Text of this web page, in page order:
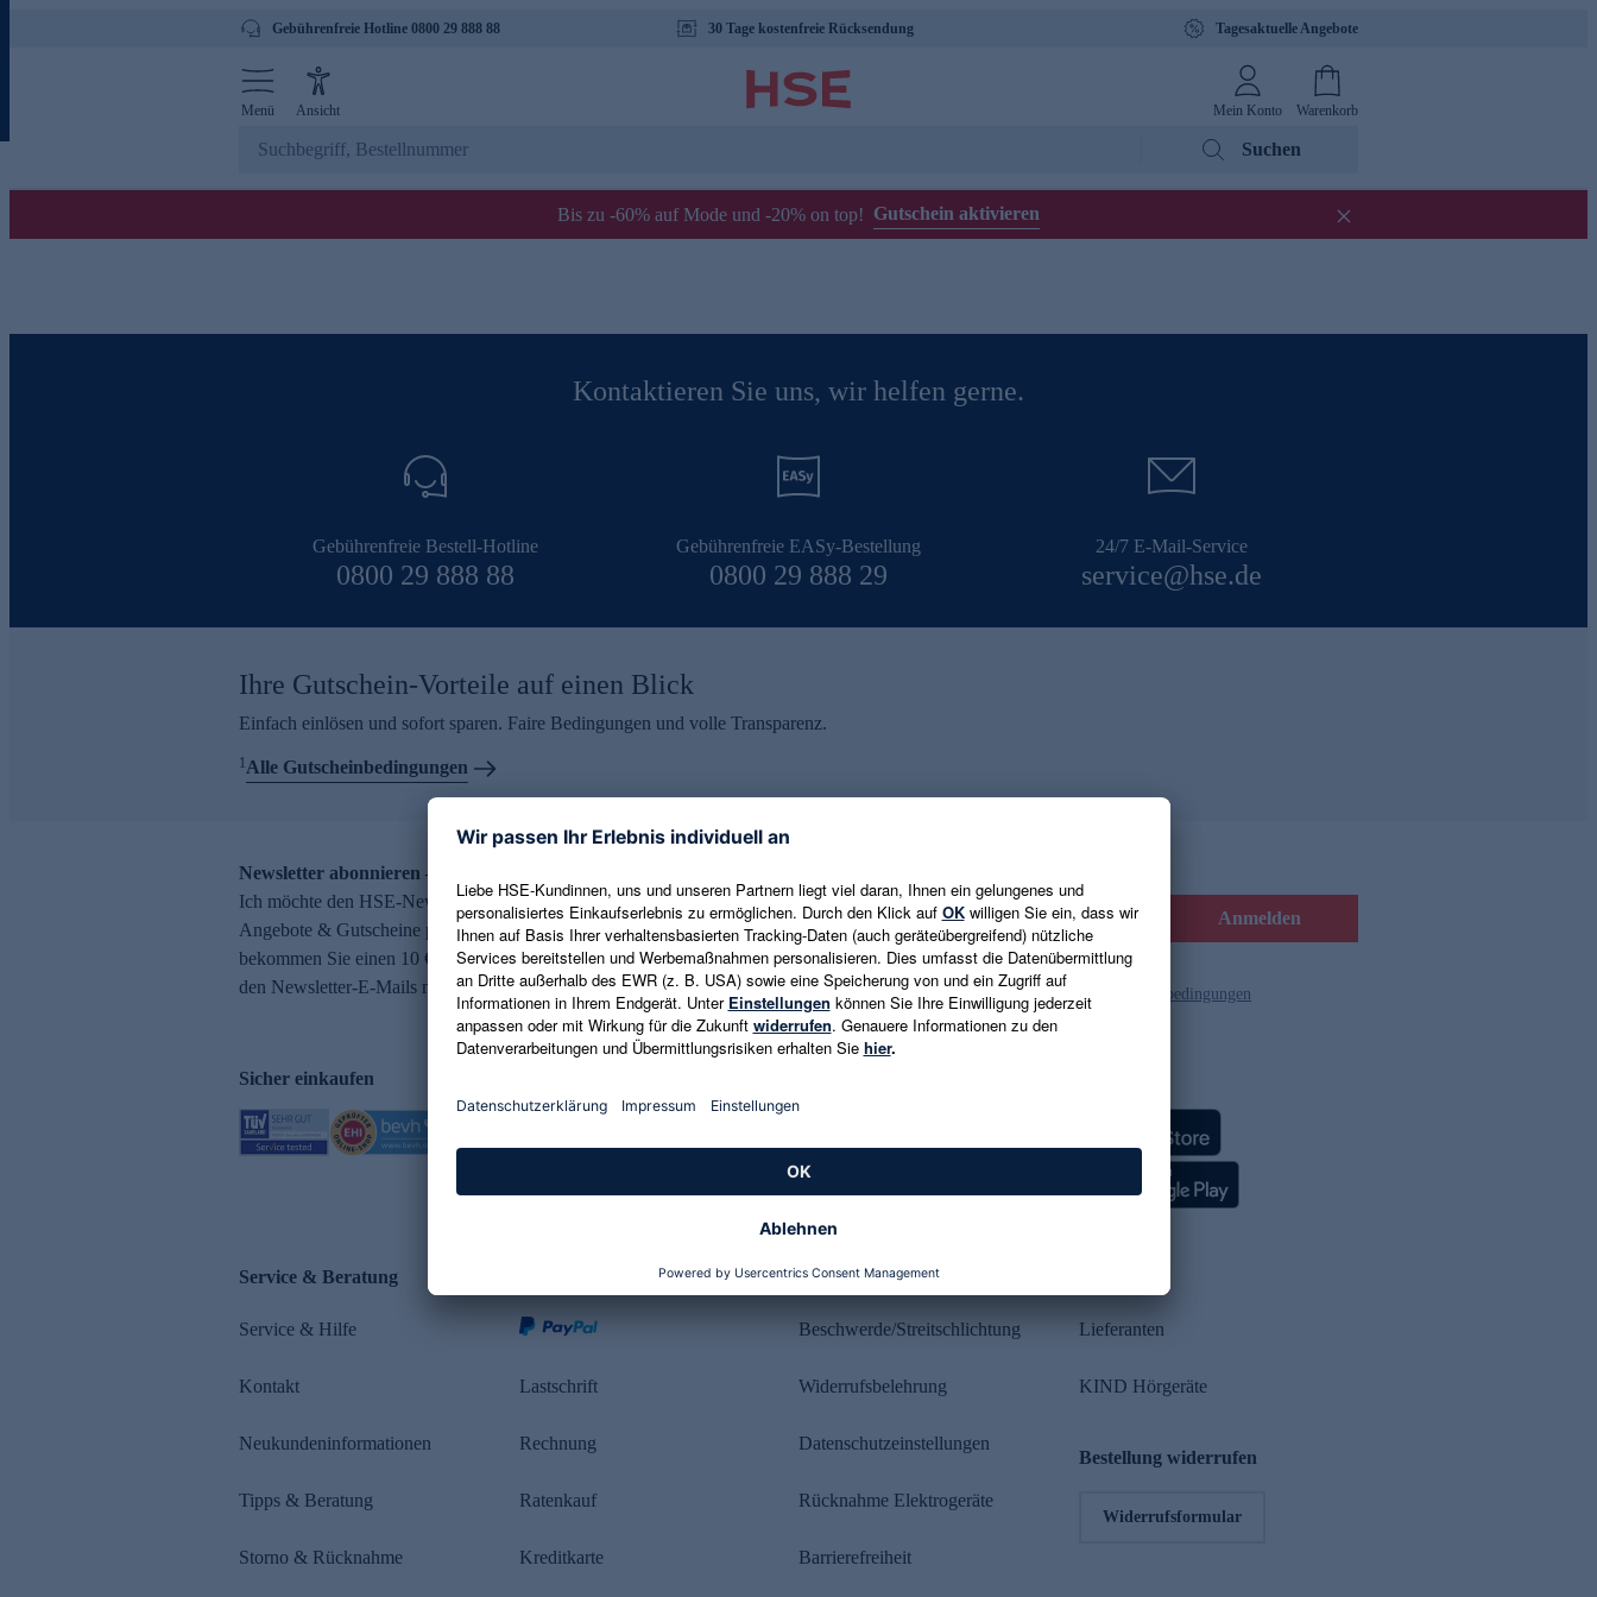
Gebührenfreie Hotline 0800 29 888 88 30 Tage kostenfreie Rücksendung Tagesaktuelle Angebote
Menü Ansicht Mein Konto Warenkorb
Suchen
Bis zu -60% auf Mode und -20% on top! Gutschein aktivieren
Kontaktieren Sie uns, wir helfen gerne.
Gebührenfreie Bestell-Hotline
0800 29 888 88
Gebührenfreie EASy-Bestellung
0800 29 888 29
24/7 E-Mail-Service
service@hse.de
Ihre Gutschein-Vorteile auf einen Blick
Einfach einlösen und sofort sparen. Faire Bedingungen und volle Transparenz.
1Alle Gutscheinbedingungen
Newsletter abonnieren – 10 € Gutschein erhalten
Ich möchte den HSE-Newsletter abonnieren und aktuelle Trends,
Angebote & Gutscheine per E-Mail erhalten. Als Dankeschön
bekommen Sie einen 10 € Gutschein. Eine Abmeldung ist jederzeit in
den Newsletter-E-Mails möglich.
E-Mail-Adresse eingeben Anmelden
Es gelten die Datenschutzrichtlinien und die Gutscheinbedingungen
Sicher einkaufen
Service & Beratung
Service & Hilfe
Kontakt
Neukundeninformationen
Tipps & Beratung
Storno & Rücknahme
Lastschrift
Rechnung
Ratenkauf
Kreditkarte
Rechtliches
Beschwerde/Streitschlichtung
Widerrufsbelehrung
Datenschutzeinstellungen
Rücknahme Elektrogeräte
Barrierefreiheit
Lieferanten
KIND Hörgeräte
Bestellung widerrufen
Widerrufsformular